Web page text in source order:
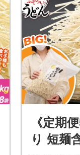
《定期
り 短麺